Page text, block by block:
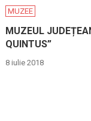
MUZEE
MUZEUL
QUINTUS”
8 iulie 2018